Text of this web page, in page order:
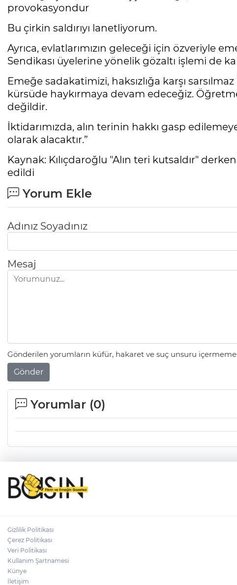
provokasyondur
Bu çirkin saldırıyı lanetliyorum.
Ayrıca, evlatlarımızın geleceği için özveriyle
Sendikası üyelerine yönelik gözaltı işlemi de
Emeğe sadakatimizi, haksızlığa karşı
kürsüde haykırmaya devam edeceğiz.
değildir.
İktidarımızda, alın terinin hakkı gasp
olarak alacaktır.”
Kaynak: Kılıçdaroğlu "Alın teri kutsaldır"
edildi
Yorum Ekle
Adınız Soyadınız
Mesaj
Gönderilen yorumların küfür, hakaret ve suç unsuru
Gönder
Yorumlar (0)
Gizlilik Politikası
Çerez Politikası
Veri Politikası
Kullanım Şartnamesi
Künye
İletişim